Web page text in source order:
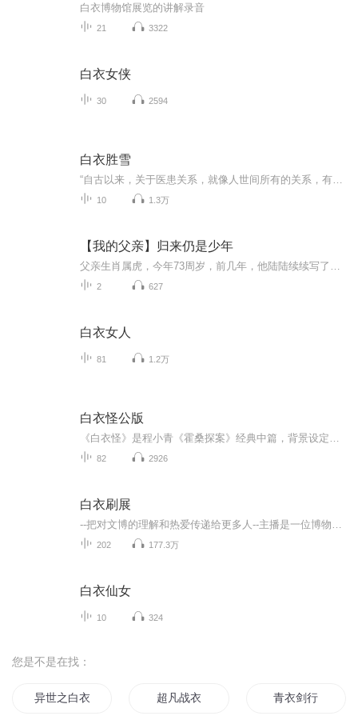
白衣博物馆展览的讲解录音
21 3322
白衣女侠
30 2594
白衣胜雪
10 1.3万
【我的父亲】归来仍是少年
2 627
白衣女人
81 1.2万
白衣怪公版
82 2926
白衣刷展
202 177.3万
白衣仙女
10 324
您是不是在找：
异世之白衣传说 超凡战衣 青衣剑行